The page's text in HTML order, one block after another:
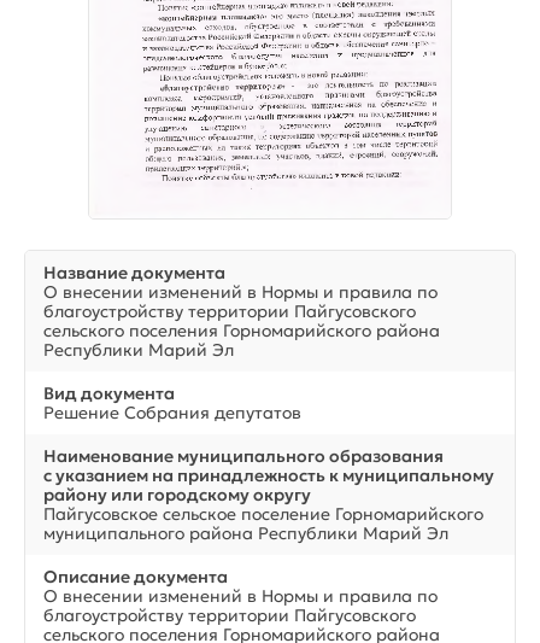
Название документа
О внесении изменений в Нормы и правила по
благоустройству территории Пайгусовского
сельского поселения Горномарийского района
Республики Марий Эл
Вид документа
Решение Собрания депутатов
Наименование муниципального образования
с указанием на принадлежность к муниципальному
району или городскому округу
Пайгусовское сельское поселение Горномарийского
муниципального района Республики Марий Эл
Описание документа
О внесении изменений в Нормы и правила по
благоустройству территории Пайгусовского
сельского поселения Горномарийского района